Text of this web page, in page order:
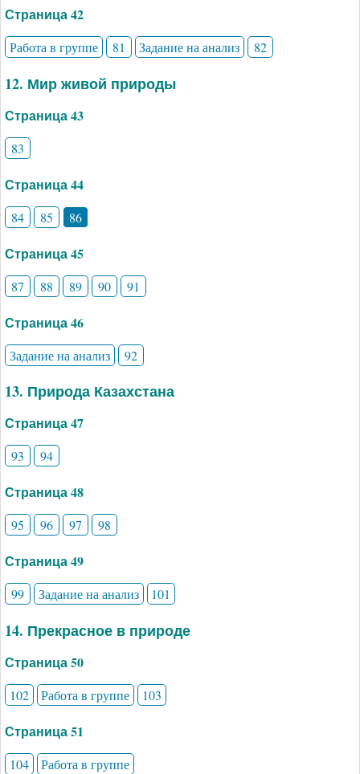
Страница 42
Работа в группе 81 Задание на анализ 82
12. Мир живой природы
Страница 43
83
Страница 44
84 85 86
Страница 45
87 88 89 90 91
Страница 46
Задание на анализ 92
13. Природа Казахстана
Страница 47
93 94
Страница 48
95 96 97 98
Страница 49
99 Задание на анализ 101
14. Прекрасное в природе
Страница 50
102 Работа в группе 103
Страница 51
104 Работа в группе